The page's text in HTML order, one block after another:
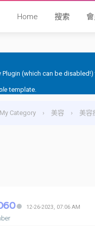
Home 搜索
Plugin (which can be
template.
My Category › 美容 › 美容
12-26-2023, 07:06 AM